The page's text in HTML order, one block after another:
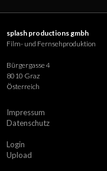
splash productions gmbh
Film- und Fernsehproduktion
Bürgergasse 4
8010 Graz
Österreich
Impressum
Datenschutz
Login
Upload